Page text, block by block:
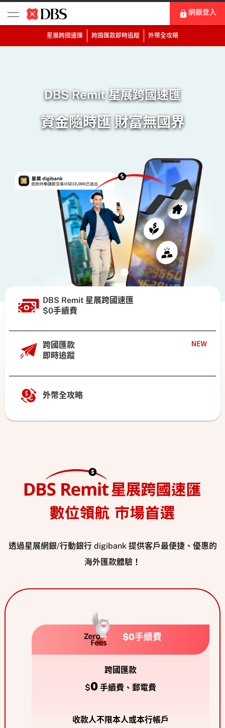
網銀登入
DBS Remit 星展跨國速匯
資金隨時匯 財富無國界
星展跨國速匯 跨國匯款即時追蹤 外幣全攻略
DBS Remit 星展跨國速匯
$0手續費
跨國匯款
即時追蹤
外幣全攻略
透過星展網銀/行動銀行 digibank 提供客戶最便捷、優惠的
海外匯款體驗！
$0手續費
跨國匯款
$0 手續費、郵電費
收款人不限本人或本行帳戶